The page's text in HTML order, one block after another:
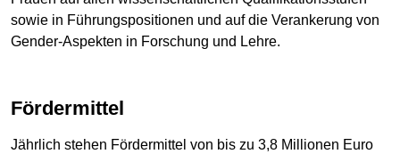
sowie in Führungspositionen und auf die Verankerung von
Gender-Aspekten in Forschung und Lehre.
Fördermittel
Jährlich stehen Fördermittel von bis zu 3,8 Millionen Euro